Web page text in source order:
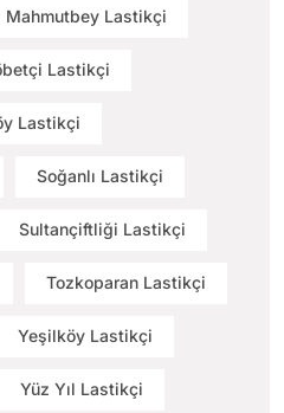
Mahmutbey Lastikçi
Lastikçi
Lastikçi
Soğanlı Lastikçi
Sultançiftliği Lastikçi
Tozkoparan Lastikçi
Yeşilköy Lastikçi
Yüz Yıl Lastikçi